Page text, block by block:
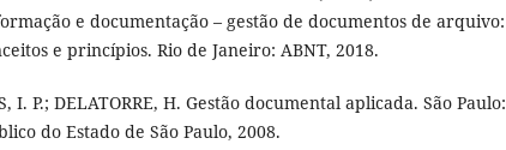
e documentação – gestão de documentos de arquivo:
e princípios. Rio de Janeiro: ABNT, 2018.
I. P.; DELATORRE, H. Gestão documental aplicada. São Paulo:
do Estado de São Paulo, 2008.